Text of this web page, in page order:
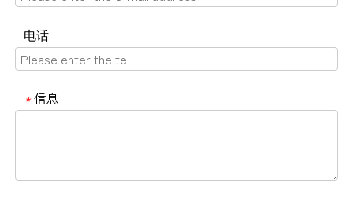
电话
* 信息